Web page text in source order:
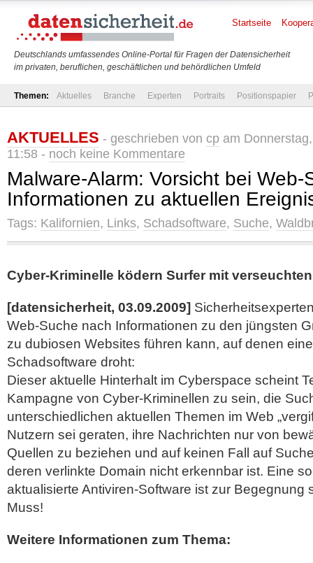
Deutschlands umfassendes Online-Portal für Fragen der Datensicherheit
im privaten, beruflichen, geschäftlichen und behördlichen Umfeld
Startseite
Themen: Aktuelles Branche Experten Portraits Positionspapier
AKTUELLES - geschrieben von cp am
11:58 - noch keine Kommentare
Malware-Alarm: Vorsicht bei Web-
Informationen zu aktuellen
Tags: Kalifornien, Links, Schadsoftware, Suche,
Cyber-Kriminelle ködern Surfer mit
[datensicherheit, 03.09.2009]
Web-Suche nach Informationen zu den jüngsten
zu dubiosen Websites führen kann, auf denen
Schadsoftware droht:
Dieser aktuelle Hinterhalt im Cyberspace scheint
Kampagne von Cyber-Kriminellen zu sein, die
unterschiedlichen aktuellen Themen im Web
Nutzern sei geraten, ihre Nachrichten nur von
Quellen zu beziehen und auf keinen Fall auf
deren verlinkte Domain nicht erkennbar ist. Eine
aktualisierte Antiviren-Software ist zur Begegnung
Muss!
Weitere Informationen zum Thema: